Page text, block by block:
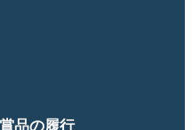
品の履行